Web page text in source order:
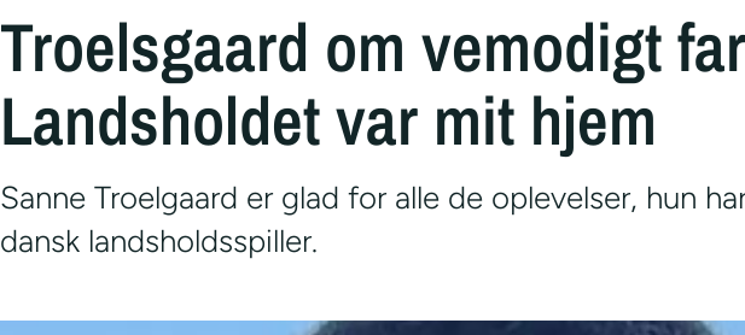
Troelsgaard om vemodigt
Landsholdet var mit hjem
Sanne Troelgaard er glad for alle de oplevelser, hun
dansk landsholdsspiller.